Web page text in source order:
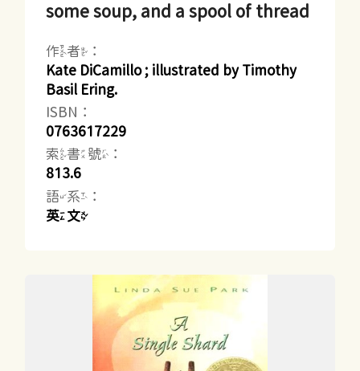
some soup, and a spool of thread
作者：
Kate DiCamillo ; illustrated by Timothy
Basil Ering.
ISBN：
0763617229
索書號：
813.6
語系：
英文